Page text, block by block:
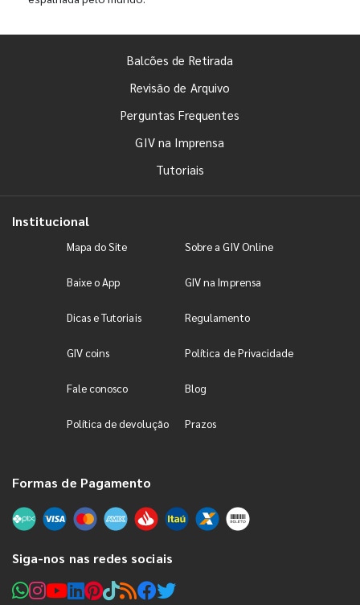
Balcões de Retirada
Revisão de Arquivo
Perguntas Frequentes
GIV na Imprensa
Tutoriais
Institucional
Mapa do Site Sobre a GIV Online
Baixe o App GIV na Imprensa
Dicas e Tutoriais Regulamento
GIV coins Política de Privacidade
Fale conosco Blog
Política de devolução Prazos
Formas de Pagamento
Siga-nos nas redes sociais